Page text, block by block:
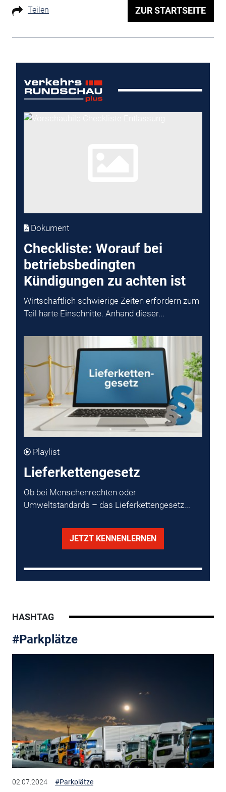
Teilen ZUR STARTSEITE
Dokument
Checkliste: Worauf bei
betriebsbedingten
Kündigungen zu achten ist
Wirtschaftlich schwierige Zeiten erfordern zum
Teil harte Einschnitte. Anhand dieser...
Playlist
Lieferkettengesetz
Ob bei Menschenrechten oder
Umweltstandards – das Lieferkettengesetz...
JETZT KENNENLERNEN
HASHTAG
#Parkplätze
02.07.2024 #Parkplätze